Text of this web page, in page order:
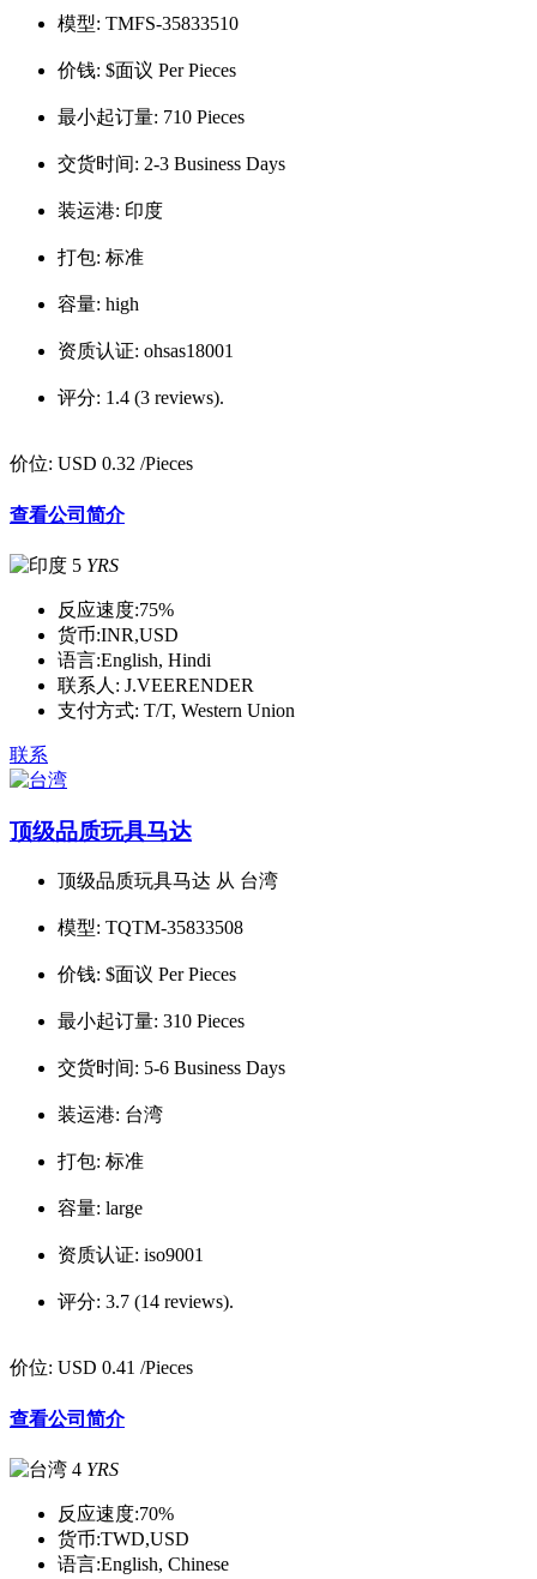
模型: TMFS-35833510
价钱: $面议 Per Pieces
最小起订量: 710 Pieces
交货时间: 2-3 Business Days
装运港: 印度
打包: 标准
容量: high
资质认证: ohsas18001
评分: 1.4 (3 reviews).
价位: USD 0.32 /Pieces
查看公司简介
5 YRS
反应速度:75%
货币:INR,USD
语言:English, Hindi
联系人: J.VEERENDER
支付方式: T/T, Western Union
联系
顶级品质玩具马达
顶级品质玩具马达 从 台湾
模型: TQTM-35833508
价钱: $面议 Per Pieces
最小起订量: 310 Pieces
交货时间: 5-6 Business Days
装运港: 台湾
打包: 标准
容量: large
资质认证: iso9001
评分: 3.7 (14 reviews).
价位: USD 0.41 /Pieces
查看公司简介
4 YRS
反应速度:70%
货币:TWD,USD
语言:English, Chinese